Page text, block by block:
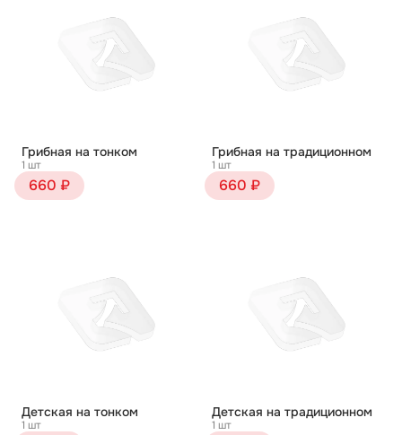
Грибная на тонком
1 шт
660 ₽
Грибная на традиционном
1 шт
660 ₽
Детская на тонком
1 шт
Детская на традиционном
1 шт